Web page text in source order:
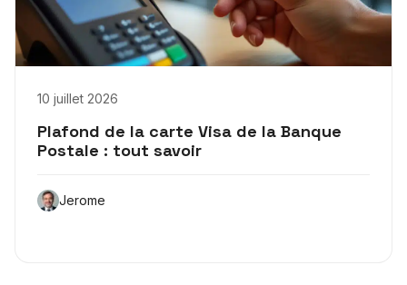
10 juillet 2026
Plafond de la carte Visa de la Banque
Postale : tout savoir
Jerome